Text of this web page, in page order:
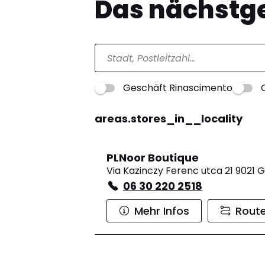
Das
Geschäft Rinascimento
areas.stores_in__locality
PLNoor Boutique
Via Kazinczy Ferenc utca 21 9021
06 30 220 2518
Mehr Infos